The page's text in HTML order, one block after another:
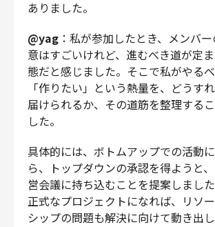
ありました。
@yag ：私が参加したとき、メンバ
意はすごいけれど、進むべき道が定
態だと感じました。そこで私がやる
「作りたい」という熱量を、どうす
届けられるか、その道筋を整理する
した。
具体的には、ボトムアップでの活動
ら、トップダウンの承認を得ようと
営会議に持ち込むことを提案しまし
正式なプロジェクトになれば、リソ
シップの問題も解決に向けて動き出し